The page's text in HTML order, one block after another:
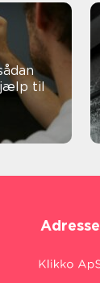
til
Adresse